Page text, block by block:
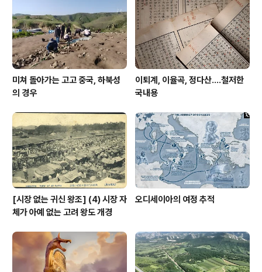
과 같은 이름으로 등장을 알린다. 제주도에서는 제1호 공립
박물관이며, 전국에서는 제6호 공립박물관이다. 그 등장
시점이 빠른 셈이고, 나아가 언뜻 화합..
미쳐 돌아가는 고고 중국, 하북성
의 경우
이퇴계, 이율곡, 정다산....철저한
국내용
[시장 없는 귀신 왕조] (4) 시장 자
체가 아예 없는 고려 왕도 개경
오디세이아의 여정 추적